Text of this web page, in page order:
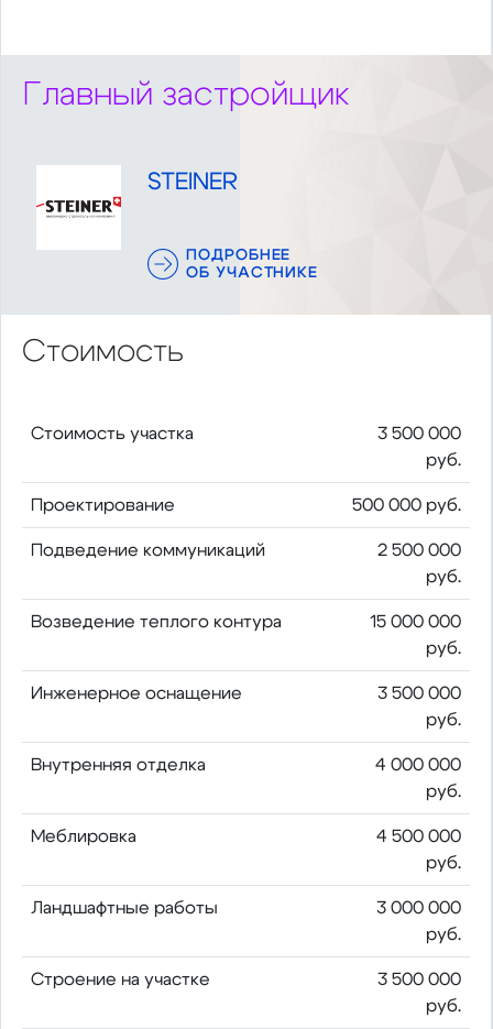
Главный застройщик
STEINER
ПОДРОБНЕЕ
ОБ УЧАСТНИКЕ
Стоимость
Стоимость участка
3 500 000
руб.
Проектирование 500 000 руб.
Подведение коммуникаций
2 500 000
руб.
Возведение теплого контура
15 000 000
руб.
Инженерное оснащение
3 500 000
руб.
Внутренняя отделка
4 000 000
руб.
Меблировка
4 500 000
руб.
Ландшафтные работы
3 000 000
руб.
Строение на участке
3 500 000
руб.